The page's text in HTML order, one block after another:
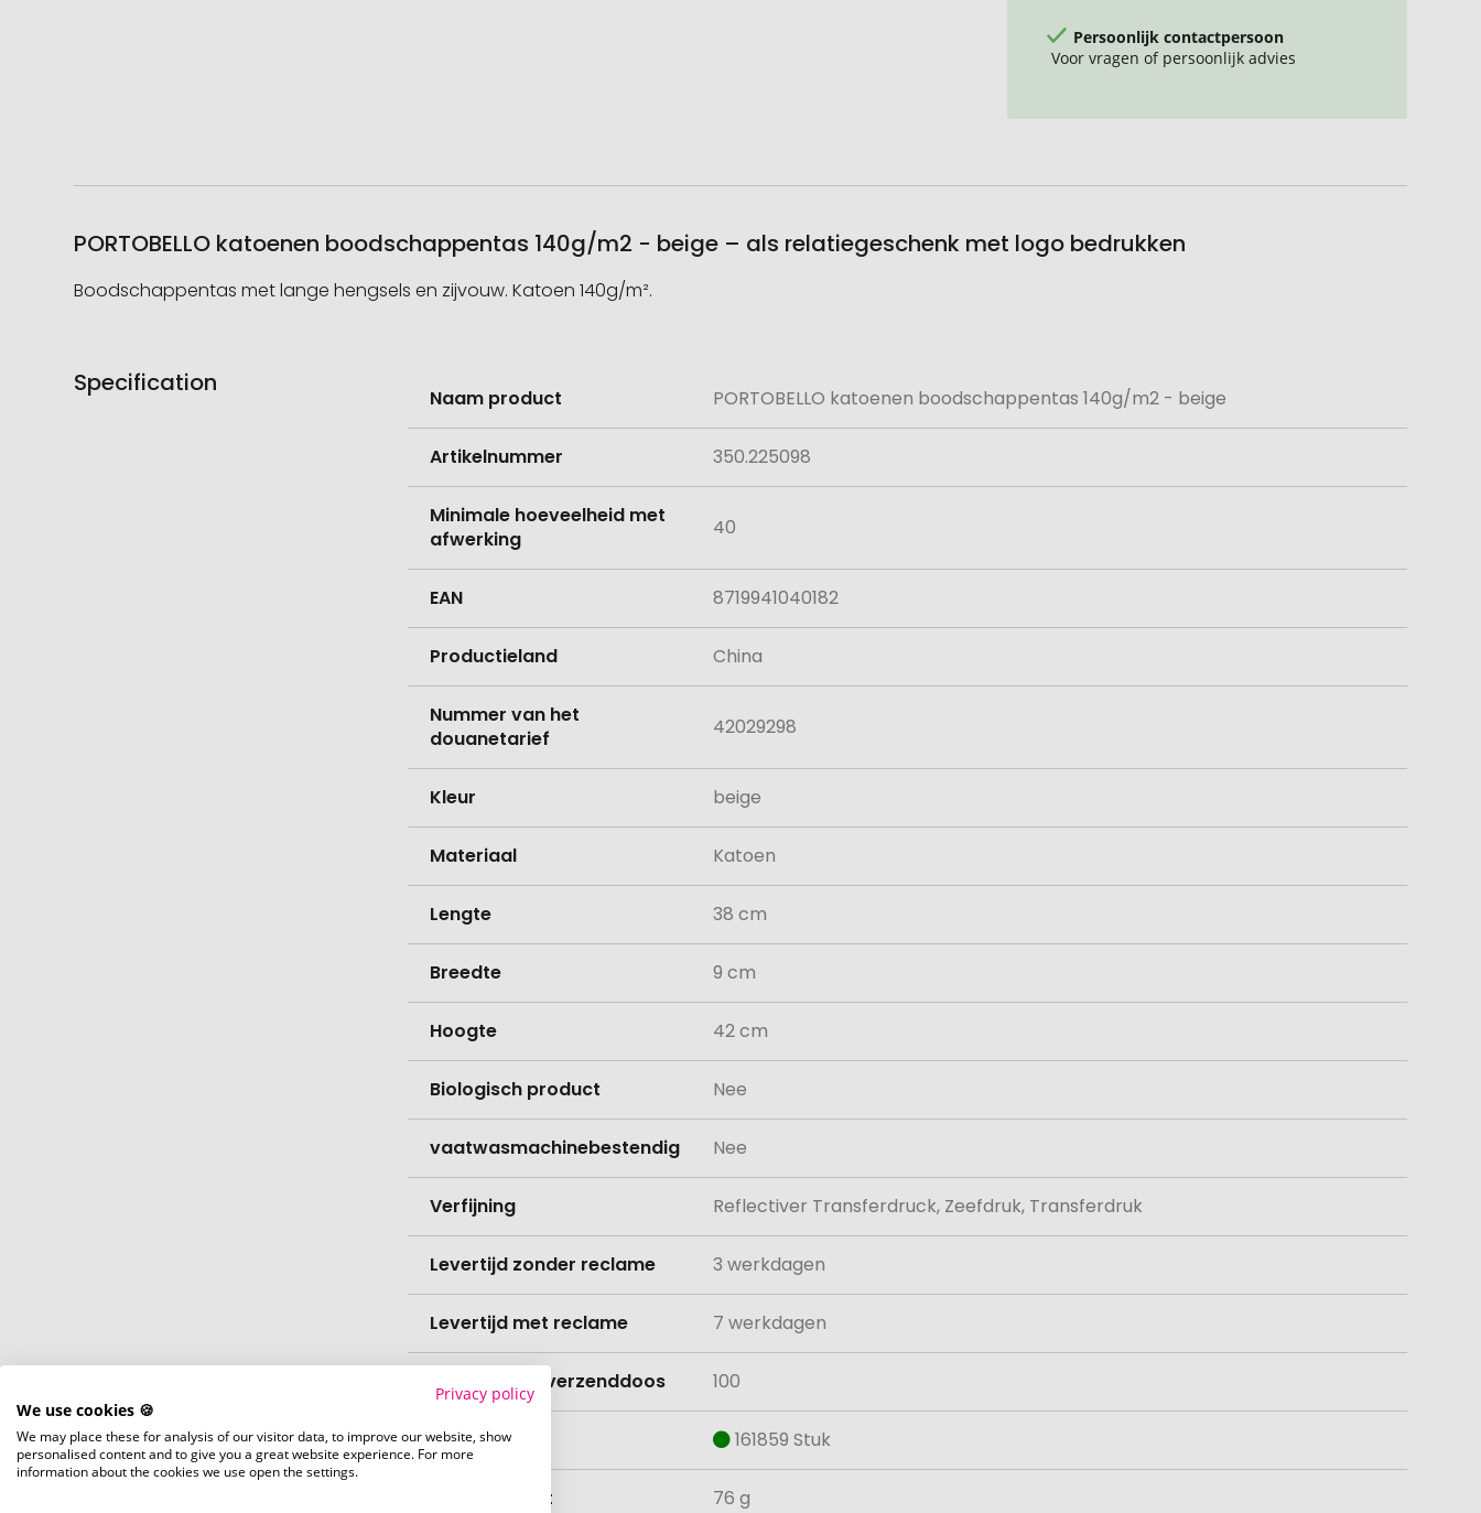
Persoonlijk contactpersoon
Voor vragen of persoonlijk advies
PORTOBELLO katoenen boodschappentas 140g/m2 - beige – als relatiegeschenk met logo bedrukken
Boodschappentas met lange hengsels en zijvouw. Katoen 140g/m².
Specification
informatie
Naam product PORTOBELLO katoenen boodschappentas 140g/m2 - beige
Artikelnummer 350.225098
Minimale hoeveelheid met
afwerking
40
EAN 8719941040182
Productieland China
Nummer van het
douanetarief
42029298
Kleur beige
Materiaal Katoen
Lengte 38 cm
Breedte 9 cm
Hoogte 42 cm
Biologisch product Nee
vaatwasmachinebestendig Nee
Verfijning Reflectiver Transferdruck, Zeefdruk, Transferdruk
Levertijd zonder reclame 3 werkdagen
Levertijd met reclame 7 werkdagen
Hoeveelheid verzenddoos 100
Voorraad 161859 Stuk
Nettogewicht 76 g
Privacy policy
We use cookies 🍪
We may place these for analysis of our visitor data, to improve our website, show
personalised content and to give you a great website experience. For more
information about the cookies we use open the settings.